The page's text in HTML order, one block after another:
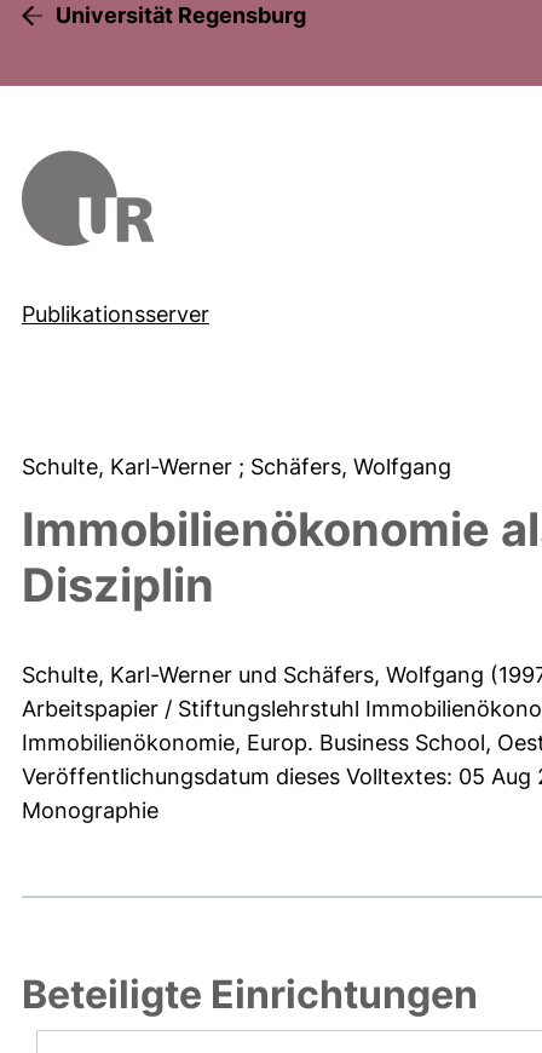
Universität Regensburg
Publikationsserver
Schulte, Karl-Werner ; Schäfers, Wolfgang
Immobilienökonomie
Disziplin
Schulte, Karl-Werner und Schäfers, Wolfgang
Arbeitspapier / Stiftungslehrstuhl
Immobilienökonomie, Europ. Business School,
Veröffentlichungsdatum dieses Volltextes: 05 Aug
Monographie
Beteiligte Einrichtungen